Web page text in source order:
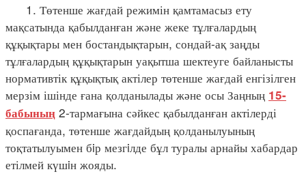
1. Төтенше жағдай режимін қамтамасыз ету
мақсатында қабылданған және жеке тұлғалардың
құқықтары мен бостандықтарын, сондай-ақ заңды
тұлғалардың құқықтарын уақытша шектеуге байланысты
нормативтік құқықтық актілер төтенше жағдай енгізілген
мерзім ішінде ғана қолданылады және осы Заңның 15-
бабының 2-тармағына сәйкес қабылданған актілерді
қоспағанда, төтенше жағдайдың қолданылуының
тоқтатылуымен бiр мезгiлде бұл туралы арнайы хабардар
етілмей күшiн жояды.